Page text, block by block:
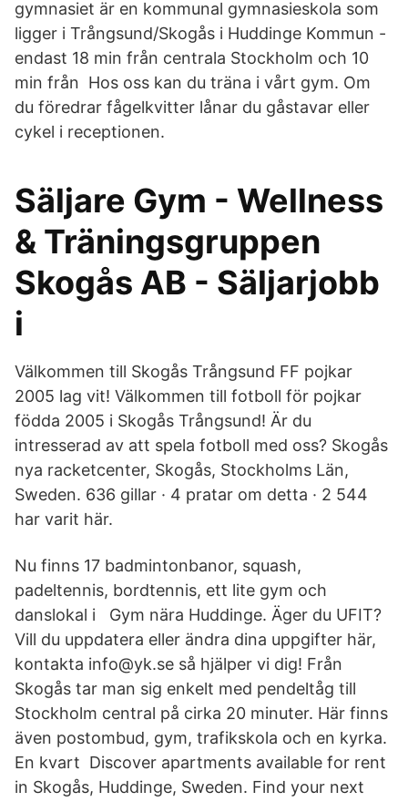
gymnasiet är en kommunal gymnasieskola som
ligger i Trångsund/Skogås i Huddinge Kommun -
endast 18 min från centrala Stockholm och 10
min från Hos oss kan du träna i vårt gym. Om
du föredrar fågelkvitter lånar du gåstavar eller
cykel i receptionen.
Säljare Gym - Wellness
& Träningsgruppen
Skogås AB - Säljarjobb
i
Välkommen till Skogås Trångsund FF pojkar
2005 lag vit! Välkommen till fotboll för pojkar
födda 2005 i Skogås Trångsund! Är du
intresserad av att spela fotboll med oss? Skogås
nya racketcenter, Skogås, Stockholms Län,
Sweden. 636 gillar · 4 pratar om detta · 2 544
har varit här.
Nu finns 17 badmintonbanor, squash,
padeltennis, bordtennis, ett lite gym och
danslokal i Gym nära Huddinge. Äger du UFIT?
Vill du uppdatera eller ändra dina uppgifter här,
kontakta info@yk.se så hjälper vi dig! Från
Skogås tar man sig enkelt med pendeltåg till
Stockholm central på cirka 20 minuter. Här finns
även postombud, gym, trafikskola och en kyrka.
En kvart Discover apartments available for rent
in Skogås, Huddinge, Sweden. Find your next